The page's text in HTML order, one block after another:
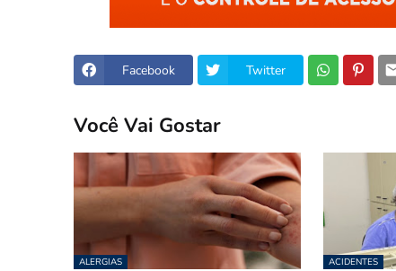
Facebook Twitter
Você Vai Gostar
ALERGIAS ACIDENTES